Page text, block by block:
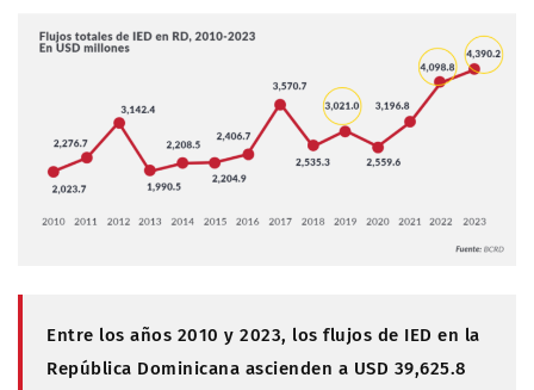
Entre los años 2010 y 2023, los flujos de IED en la
República Dominicana ascienden a USD 39,625.8